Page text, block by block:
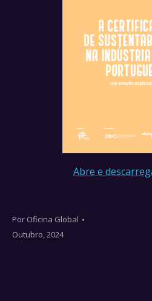
Abre e
Por Oficina Global
Outubro, 2024